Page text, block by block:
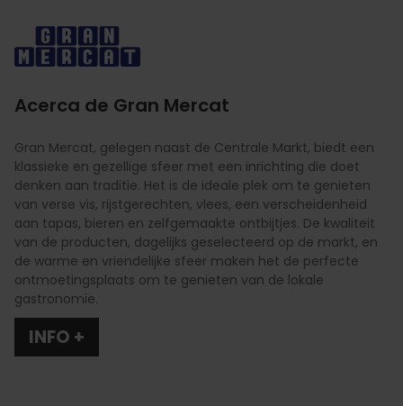
Acerca de Gran Mercat
Imagen
Gran Mercat, gelegen naast de Centrale Markt, biedt een
klassieke en gezellige sfeer met een inrichting die doet
denken aan traditie. Het is de ideale plek om te genieten
van verse vis, rijstgerechten, vlees, een verscheidenheid
aan tapas, bieren en zelfgemaakte ontbijtjes. De kwaliteit
van de producten, dagelijks geselecteerd op de markt, en
de warme en vriendelijke sfeer maken het de perfecte
ontmoetingsplaats om te genieten van de lokale
gastronomie.
INFO +